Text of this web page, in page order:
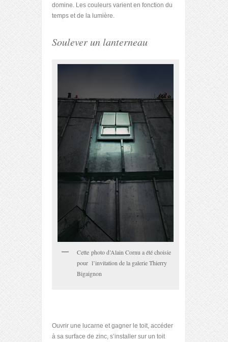
domine. Les couleurs varient en fonction du
temps et de la lumière.
Soulever un lanterneau
Cette photo d’Alain Cornu a été choisie
pour l’invitation de la galerie Thierry
Bigaignon
Ouvrir une lucarne et gagner le toit, accéder
à sa surface de zinc, s’installer sur un toit